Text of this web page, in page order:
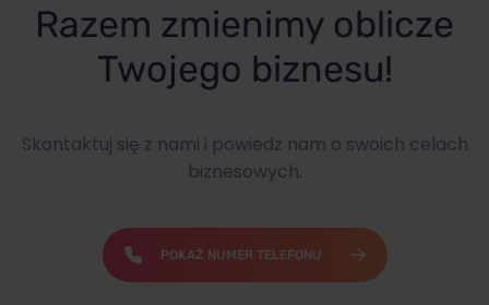
Razem zmienimy oblicze
Twojego biznesu!
Skontaktuj się z nami i powiedz nam o swoich celach
biznesowych.
POKAŻ NUMER TELEFONU